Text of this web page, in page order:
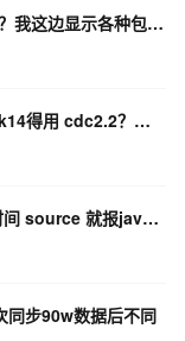
请教下有flink cdc 对接mysql5.6的demo么？我这边显示各种包错误
大佬们，按照这个文档说的，如果我想用flink14得用 cdc2.2？用cdc2.2 mysql版
flink-cdc 在抽取mysql binlog，运行一段时间 source 就报java.uti
步90w数据后不同